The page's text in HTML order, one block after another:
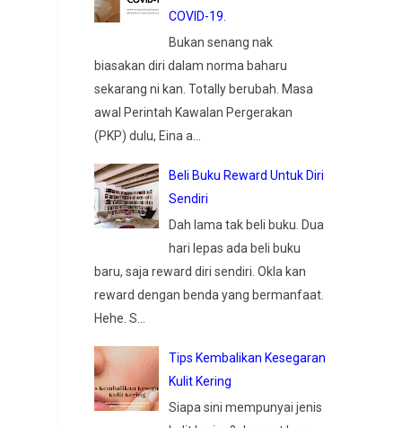
COVID-19.
Bukan senang nak
biasakan diri dalam norma baharu
sekarang ni kan. Totally berubah. Masa
awal Perintah Kawalan Pergerakan
(PKP) dulu, Eina a...
Beli Buku Reward Untuk Diri
Sendiri
Dah lama tak beli buku. Dua
hari lepas ada beli buku
baru, saja reward diri sendiri. Okla kan
reward dengan benda yang bermanfaat.
Hehe. S...
Tips Kembalikan Kesegaran
Kulit Kering
Siapa sini mempunyai jenis